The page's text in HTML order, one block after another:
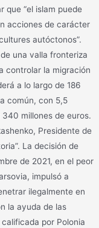
que “el islam puede
acciones de carácter
autóctonos”.
una valla fronteriza
controlar la migración
a lo largo de 186
común, con 5,5
millones de euros.
Presidente de
La decisión de
de 2021, en el peor
impulsó a
ilegalmente en
la ayuda de las
por Polonia